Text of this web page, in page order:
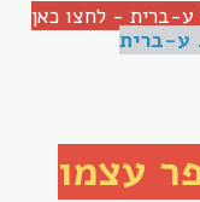
ע-ברית - לחצו כאן
ע-ברית
עצמו